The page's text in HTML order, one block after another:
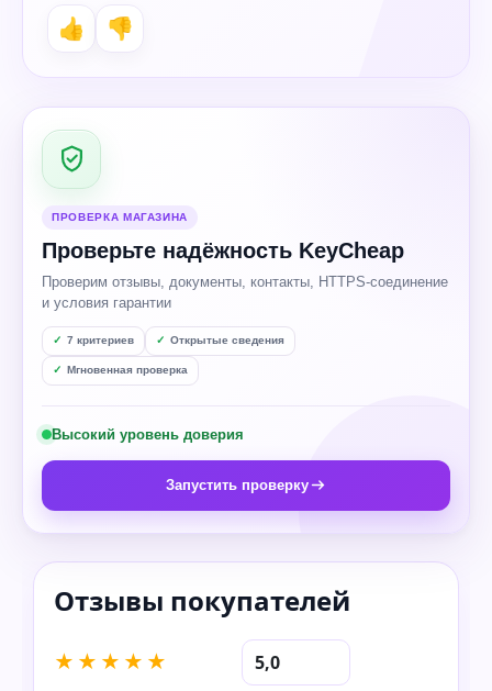
👍 👎
ПРОВЕРКА МАГАЗИНА
Проверьте надёжность KeyCheap
Проверим отзывы, документы, контакты, HTTPS-соединение
и условия гарантии
7 критериев Открытые сведения
Мгновенная проверка
Высокий уровень доверия
Запустить проверку
★★★★★ 5,0